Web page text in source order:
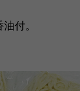
付。